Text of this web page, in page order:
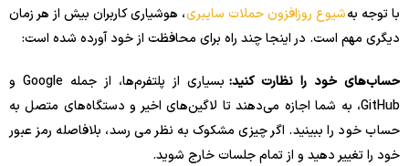
با توجه بهشیوع روزافزون حملات سایبری، هوشیاری کاربران بیش از هر زمان
دیگری مهم است. در اینجا چند راه برای محافظت از خود آورده شده است:
حساب‌های خود را نظارت کنید:
بسیاری از پلتفرم‌ها، از جمله Google و
GitHub، به شما اجازه می‌دهند تا لاگین‌های اخیر و دستگاه‌های متصل به
حساب خود را ببینید. اگر چیزی مشکوک به نظر می رسد، بلافاصله رمز عبور
خود را تغییر دهید و از تمام جلسات خارج شوید.